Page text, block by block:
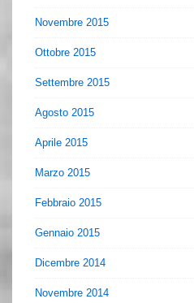
Novembre 2015
Ottobre 2015
Settembre 2015
Agosto 2015
Aprile 2015
Marzo 2015
Febbraio 2015
Gennaio 2015
Dicembre 2014
Novembre 2014